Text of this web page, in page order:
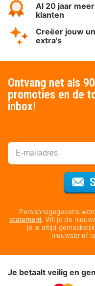
Al 20 jaar
klanten
Creëer jouw
extra's
Ontvang net als
promoties en de
inbox!
Persoonsgegevens
statement. Wil je de
je je altijd
nieuwsbrief
Je betaalt veilig en